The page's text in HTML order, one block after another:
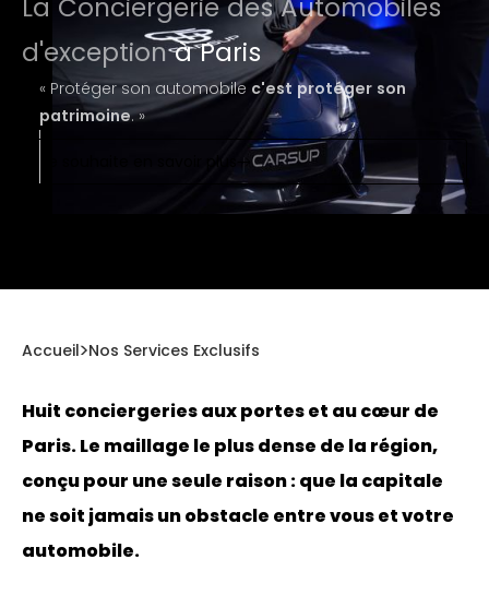
La Conciergerie des Automobiles
d'exceptionà Paris
« Protéger son automobile c'est protéger son
patrimoine. »
Accueil Nos Services Exclusifs
Huit conciergeries aux portes et au cœur de
Paris. Le maillage le plus dense de la région,
conçu pour une seule raison : que la capitale
ne soit jamais un obstacle entre vous et votre
automobile.